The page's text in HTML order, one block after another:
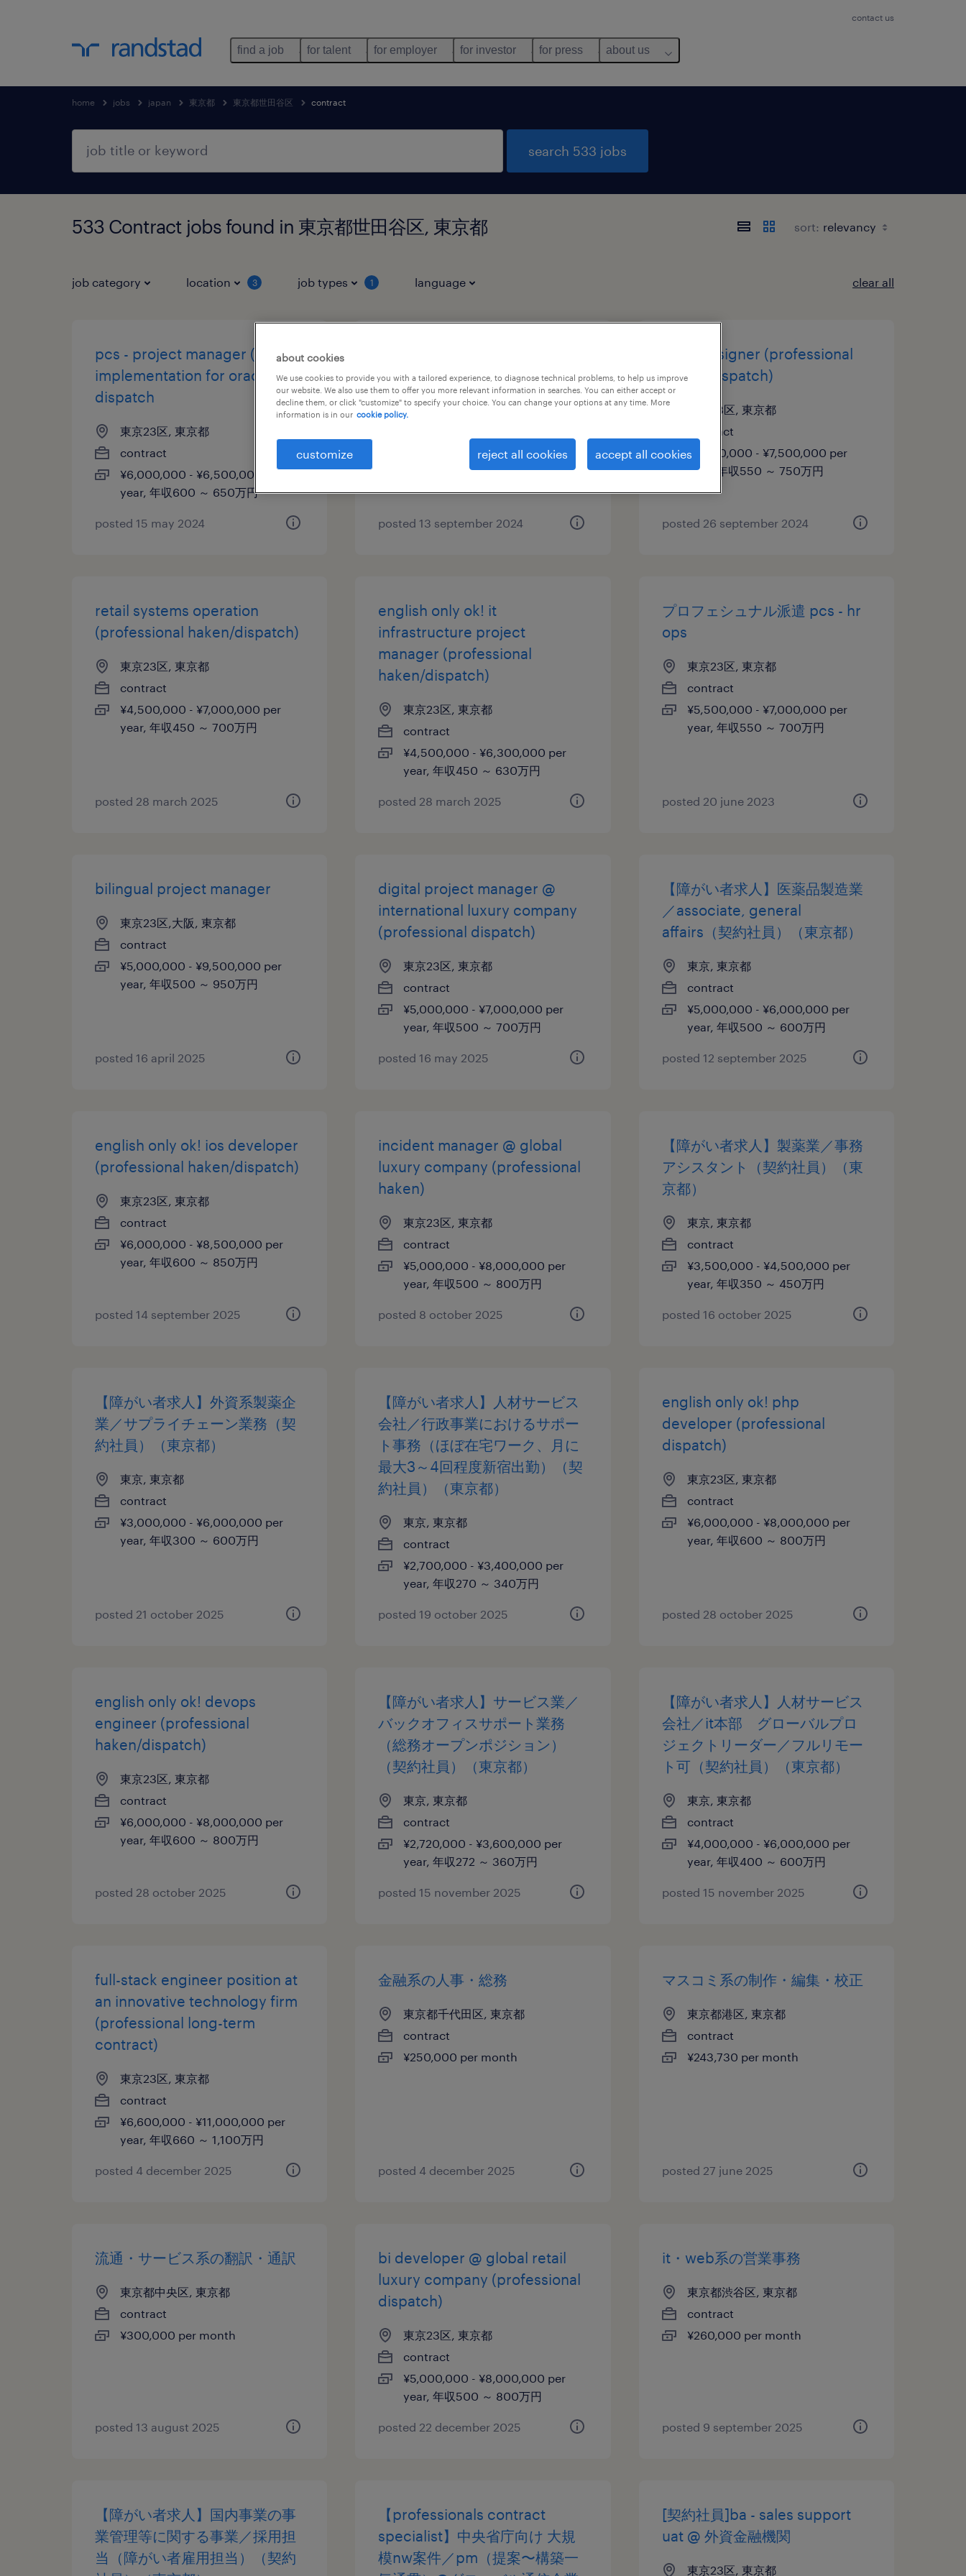
contact us
find a job for talent for employer for investor for press about us
home jobs japan 東京都 東京都世田谷区 contract
search 533 jobs
533 Contract jobs found in 東京都世田谷区, 東京都 sort:
job category location 3 job types 1 language clear all
pcs - project manager (erp
implementation for oracle) -
dispatch
東京23区, 東京都
contract
¥6,000,000 - ¥6,500,000 per
year, 年収600 ～ 650万円
posted 15 may 2024
(professional haken/dispatch)
東京23区, 東京都
¥5,000,000 - ¥9,000,000 per
year, 年収500 ～ 900万円
posted 13 september 2024
ui/ux designer (professional
haken/dispatch)
東京23区, 東京都
contract
¥5,500,000 - ¥7,500,000 per
year, 年収550 ～ 750万円
posted 26 september 2024
retail systems operation
(professional haken/dispatch)
東京23区, 東京都
contract
¥4,500,000 - ¥7,000,000 per
year, 年収450 ～ 700万円
posted 28 march 2025
english only ok! it
infrastructure project
manager (professional
haken/dispatch)
東京23区, 東京都
contract
¥4,500,000 - ¥6,300,000 per
year, 年収450 ～ 630万円
posted 28 march 2025
プロフェシュナル派遣 pcs - hr
ops
東京23区, 東京都
contract
¥5,500,000 - ¥7,000,000 per
year, 年収550 ～ 700万円
posted 20 june 2023
bilingual project manager
東京23区,大阪, 東京都
contract
¥5,000,000 - ¥9,500,000 per
year, 年収500 ～ 950万円
posted 16 april 2025
digital project manager @
international luxury company
(professional dispatch)
東京23区, 東京都
contract
¥5,000,000 - ¥7,000,000 per
year, 年収500 ～ 700万円
posted 16 may 2025
【障がい者求人】医薬品製造業
／associate, general
affairs（契約社員）（東京都）
東京, 東京都
contract
¥5,000,000 - ¥6,000,000 per
year, 年収500 ～ 600万円
posted 12 september 2025
english only ok! ios developer
(professional haken/dispatch)
東京23区, 東京都
contract
¥6,000,000 - ¥8,500,000 per
year, 年収600 ～ 850万円
posted 14 september 2025
incident manager @ global
luxury company (professional
haken)
東京23区, 東京都
contract
¥5,000,000 - ¥8,000,000 per
year, 年収500 ～ 800万円
posted 8 october 2025
【障がい者求人】製薬業／事務
アシスタント（契約社員）（東
京都）
東京, 東京都
contract
¥3,500,000 - ¥4,500,000 per
year, 年収350 ～ 450万円
posted 16 october 2025
【障がい者求人】外資系製薬企
業／サプライチェーン業務（契
約社員）（東京都）
東京, 東京都
contract
¥3,000,000 - ¥6,000,000 per
year, 年収300 ～ 600万円
posted 21 october 2025
【障がい者求人】人材サービス
会社／行政事業におけるサポー
ト事務（ほぼ在宅ワーク、月に
最大3～4回程度新宿出勤）（契
約社員）（東京都）
東京, 東京都
contract
¥2,700,000 - ¥3,400,000 per
year, 年収270 ～ 340万円
posted 19 october 2025
english only ok! php
developer (professional
dispatch)
東京23区, 東京都
contract
¥6,000,000 - ¥8,000,000 per
year, 年収600 ～ 800万円
posted 28 october 2025
english only ok! devops
engineer (professional
haken/dispatch)
東京23区, 東京都
contract
¥6,000,000 - ¥8,000,000 per
year, 年収600 ～ 800万円
posted 28 october 2025
【障がい者求人】サービス業／
バックオフィスサポート業務
（総務オープンポジション）
（契約社員）（東京都）
東京, 東京都
contract
¥2,720,000 - ¥3,600,000 per
year, 年収272 ～ 360万円
posted 15 november 2025
【障がい者求人】人材サービス
会社／it本部 グローバルプロ
ジェクトリーダー／フルリモー
ト可（契約社員）（東京都）
東京, 東京都
contract
¥4,000,000 - ¥6,000,000 per
year, 年収400 ～ 600万円
posted 15 november 2025
full-stack engineer position at
an innovative technology firm
(professional long-term
contract)
東京23区, 東京都
contract
¥6,600,000 - ¥11,000,000 per
year, 年収660 ～ 1,100万円
posted 4 december 2025
金融系の人事・総務
東京都千代田区, 東京都
contract
¥250,000 per month
posted 4 december 2025
マスコミ系の制作・編集・校正
東京都港区, 東京都
contract
¥243,730 per month
posted 27 june 2025
流通・サービス系の翻訳・通訳
東京都中央区, 東京都
contract
¥300,000 per month
posted 13 august 2025
bi developer @ global retail
luxury company (professional
dispatch)
東京23区, 東京都
contract
¥5,000,000 - ¥8,000,000 per
year, 年収500 ～ 800万円
posted 22 december 2025
it・web系の営業事務
東京都渋谷区, 東京都
contract
¥260,000 per month
posted 9 september 2025
【障がい者求人】国内事業の事
業管理等に関する事業／採用担
当（障がい者雇用担当）（契約
【professionals contract
specialist】中央省庁向け 大規
模nw案件／pm（提案〜構築一
[契約社員]ba - sales support
uat @ 外資金融機関
東京23区, 東京都
about cookies
We use cookies to provide you with a tailored experience, to diagnose technical problems, to help us improve
our website. We also use them to offer you more relevant information in searches. You can either accept or
decline them, or click "customize" to specify your choice. You can change your options at any time. More
information is in our cookie policy.
customize reject all cookies accept all cookies